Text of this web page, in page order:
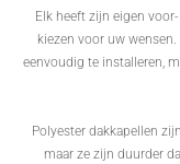
Elk heeft zijn eigen
kiezen voor uw
eenvoudig te installeren,
Polyester dakkapellen
maar ze zijn duurder